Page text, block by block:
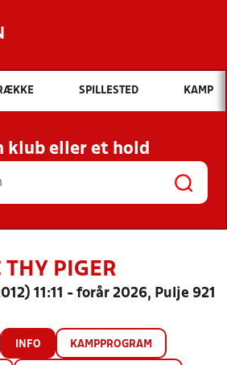
Hvad vil du søge efter?
INDHOLD OG NYHEDER
KLUBBER OG
HOLD
SPILLESTED KAMP
klub eller et hold
THY PIGER
11:11 - forår 2026, Pulje 921
INFO KAMPPROGRAM